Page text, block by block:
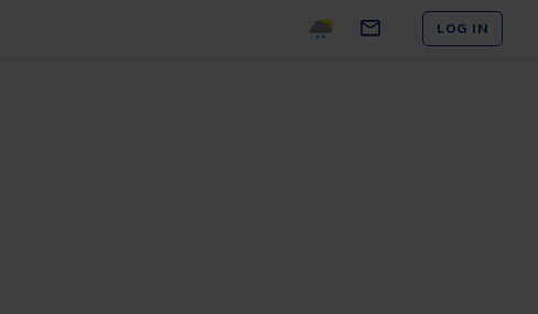
LOG IN